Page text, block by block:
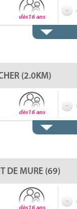
(2.0KM)
DE MURE (69)